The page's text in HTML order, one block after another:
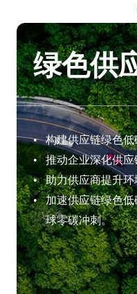
绿色供
构建供应链绿色低
推动企业深化供
助力供应商提升
加速供应链绿色
球零碳冲刺。